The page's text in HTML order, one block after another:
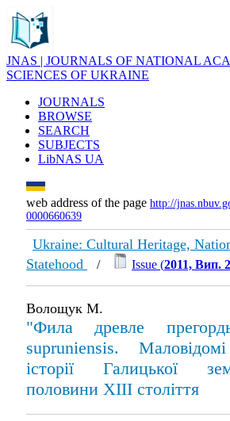
JNAS | JOURNALS OF NATIONAL
SCIENCES OF UKRAINE
JOURNALS
BROWSE
SEARCH
SUBJECTS
LibNAS UA
web address of the page http://
0000660639
Ukraine: Cultural Heritage,
Statehood
/ Issue (2011, Вип.
Волощук М.
"Филa древле
supruniensis.
історії Галицької
половини ХІІІ століття